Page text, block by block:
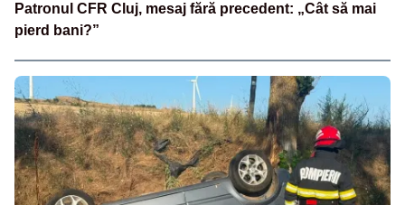
Patronul CFR Cluj, mesaj fără precedent: „Cât să mai
pierd bani?”